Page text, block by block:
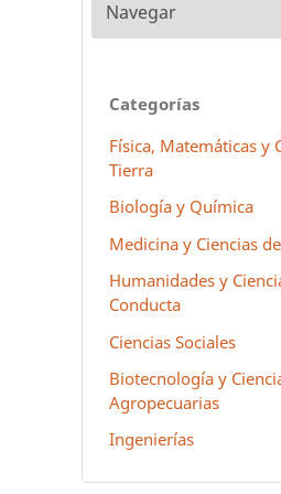
Navegar
Categorías
Física, Matemáticas y
Tierra
Biología y Química
Medicina y Ciencias
Humanidades y
Conducta
Ciencias Sociales
Biotecnología y
Agropecuarias
Ingenierías